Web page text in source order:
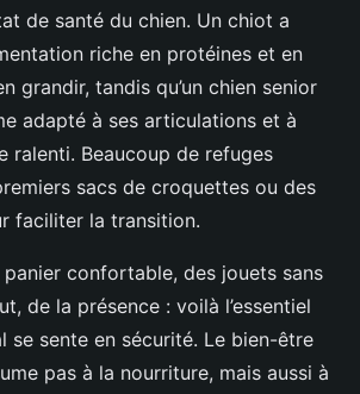
de santé du chien. Un chiot a
riche en protéines et en
grandir, tandis qu’un chien senior
adapté à ses articulations et à
ralenti. Beaucoup de refuges
sacs de croquettes ou des
faciliter la transition.
panier confortable, des jouets sans
de la présence : voilà l’essentiel
se sente en sécurité. Le bien-être
pas à la nourriture, mais aussi à